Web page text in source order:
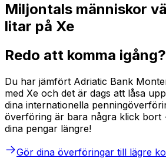
Miljontals människor
litar på Xe
Redo att komma igång?
Du har jämfört Adriatic Bank
med Xe och det är dags att låsa
dina internationella
överföring är bara några klick bort
dina pengar längre!
Gör dina överföringar till lägre